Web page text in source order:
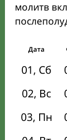
молитв
Дата
01, Сб
02, Вс
03, Пн